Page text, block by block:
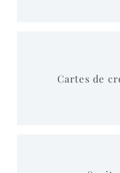
Cartes de